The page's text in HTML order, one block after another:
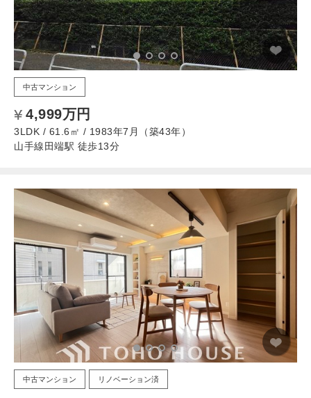
中古マンション
4,999万円
3LDK / 61.6㎡ / 1983年7月（築43年）
山手線田端駅 徒歩13分
中古マンション リノベーション済